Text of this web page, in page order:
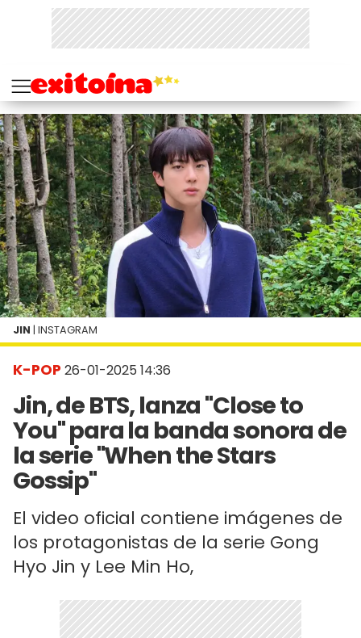
K-POP 26-01-2025 14:36
Jin, de BTS, lanza "Close to
You" para la banda sonora de
la serie "When the Stars
Gossip"
El video oficial contiene imágenes de
los protagonistas de la serie Gong
Hyo Jin y Lee Min Ho,
JIN | INSTAGRAM